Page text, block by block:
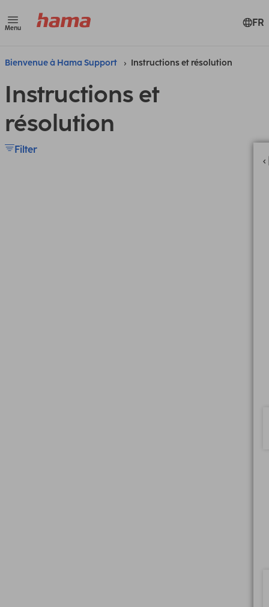
Menu FR
Bienvenue à Hama Support Instructions et résolution
Instructions et
résolution
Filter